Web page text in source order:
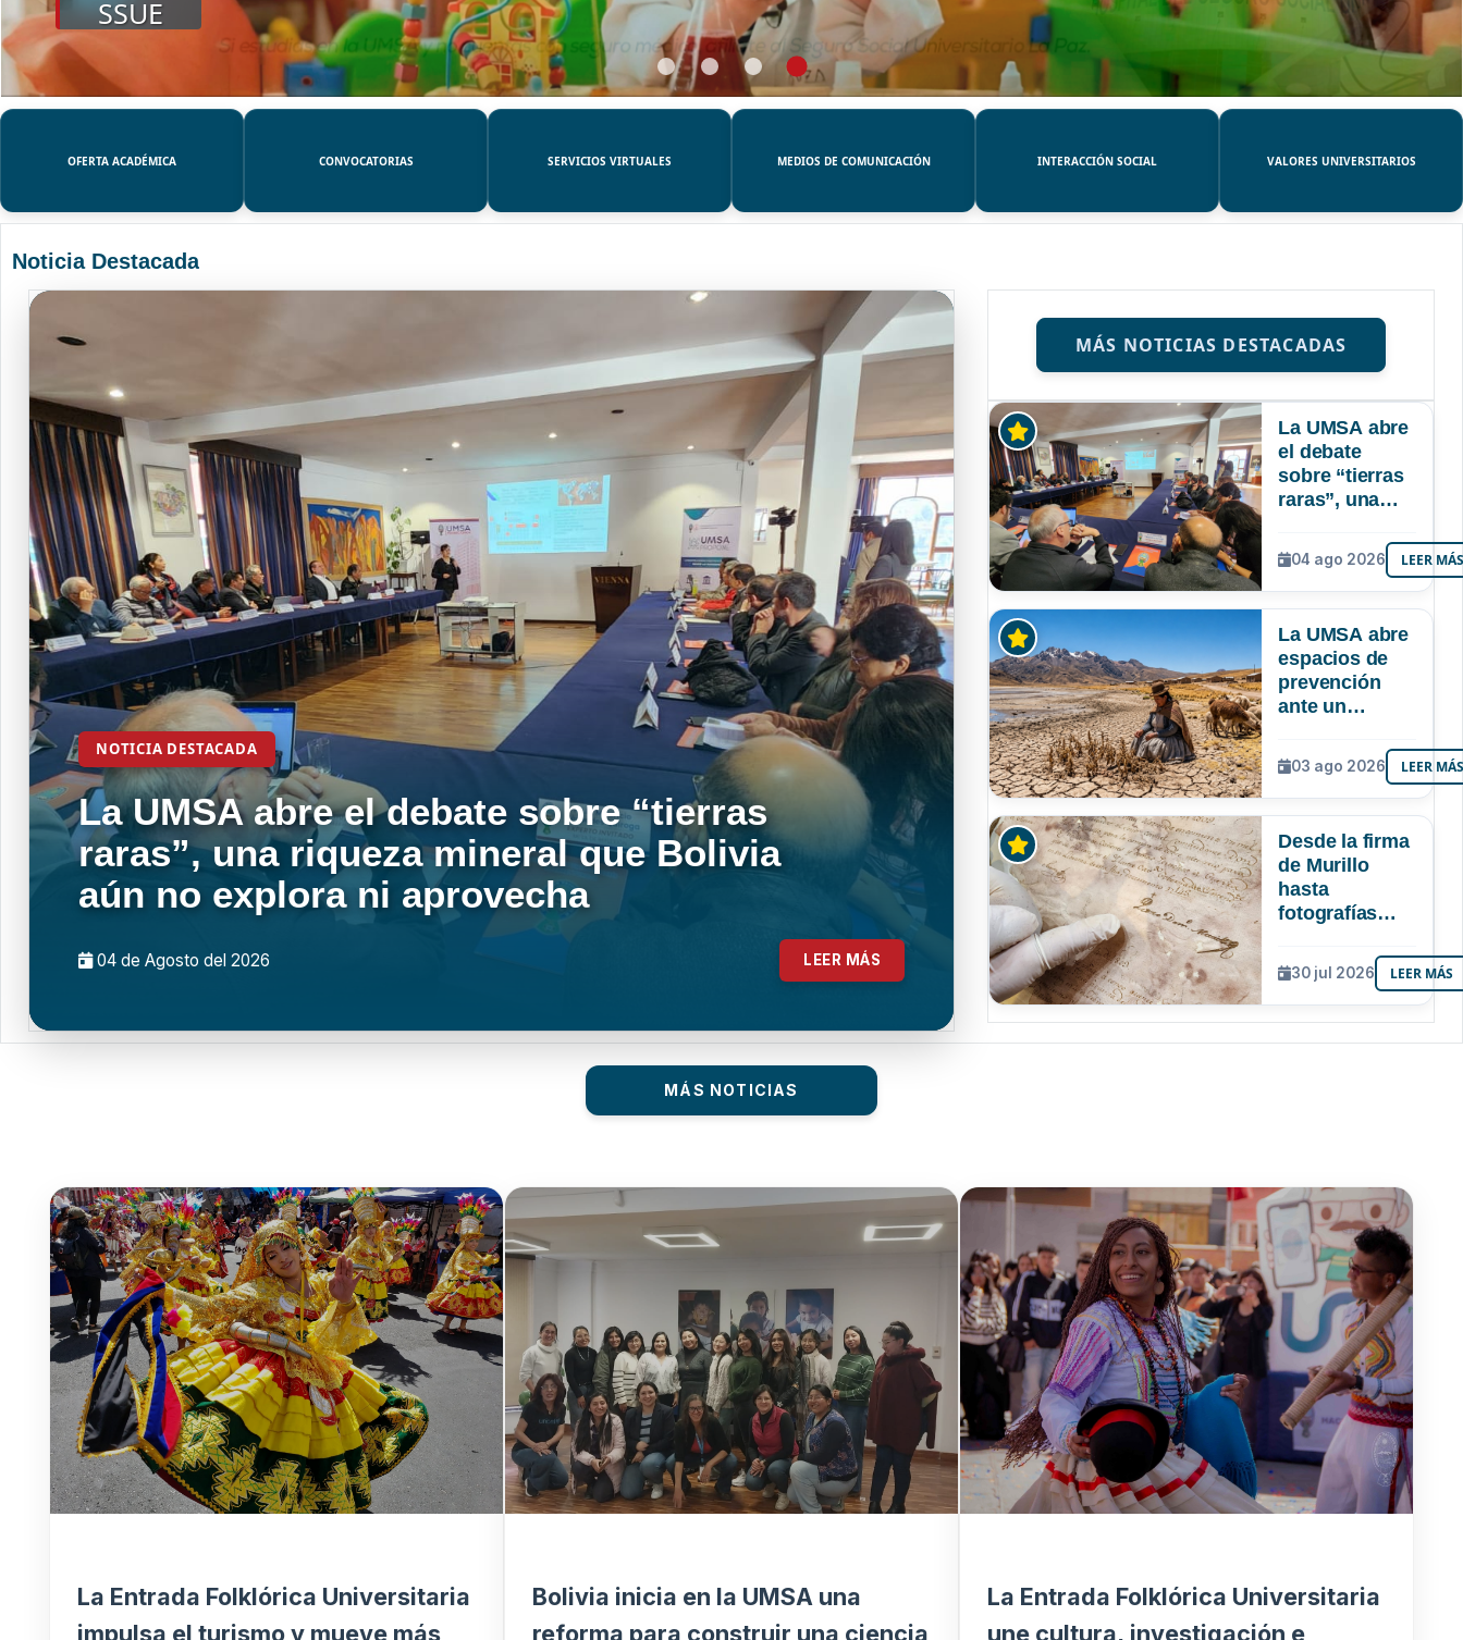
SSUE
OFERTA ACADÉMICA CONVOCATORIAS SERVICIOS VIRTUALES MEDIOS DE COMUNICACIÓN INTERACCIÓN SOCIAL VALORES UNIVERSITARIOS
Noticia Destacada
NOTICIA DESTACADA
La UMSA abre el debate sobre “tierras
raras”, una riqueza mineral que Bolivia
aún no explora ni aprovecha
04 de Agosto del 2026 LEER MÁS
MÁS NOTICIAS DESTACADAS
La UMSA abre
el debate
sobre “tierras
raras”, una
mineral que
Bolivia aún no
explora ni
04 ago 2026 LEER
La UMSA abre
espacios de
prevención
ante un
Niño que
podría superar
a los tres
Bolivia
03 ago 2026 LEER
Desde la firma
de Murillo
hasta
fotografías
UMSA
resguarda 6
joyas de la
30 jul 2026 LEER MÁS
MÁS NOTICIAS
La Entrada Folklórica Universitaria
impulsa el turismo y mueve más
Bolivia inicia en la UMSA una
reforma para construir una ciencia
La Entrada Folklórica Universitaria
une cultura, investigación e